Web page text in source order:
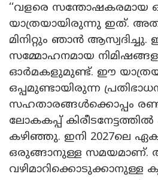
‘‘വളരെ സന്തോഷകരമായ
യാത്രയായിരുന്നു ഇത്.
മിനിറ്റും ഞാൻ ആസ്വദിച്ചു.
സമ്മോഹനമായ
ഓർമകളുമുണ്ട്. ഈ
ഒപ്പമുണ്ടായിരുന്ന
സഹതാരങ്ങൾക്കൊപ്പം
ലോകകപ്പ്
കഴിഞ്ഞു. ഇനി 2027ലെ
ഒരുങ്ങാനുള്ള
വഴിമാറിക്കൊടുക്കാനുള്ള